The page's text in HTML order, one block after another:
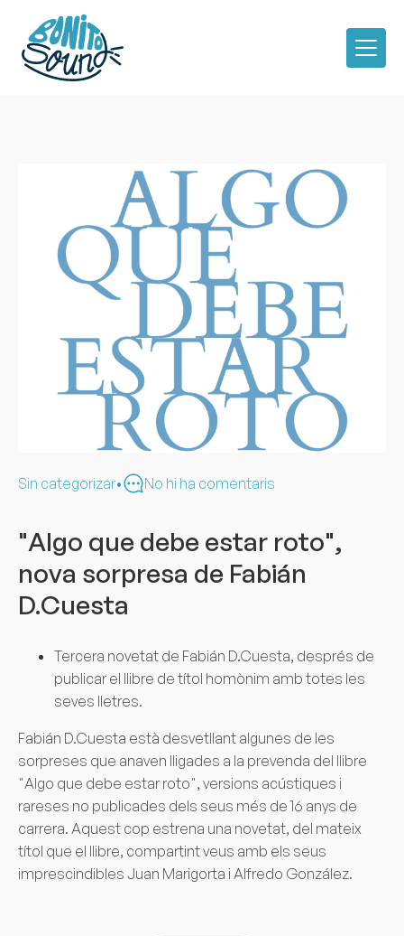
Sin categorizar• No hi ha comentaris
"Algo que debe estar roto",
nova sorpresa de Fabián
D.Cuesta
Tercera novetat de Fabián D.Cuesta, després de
publicar el llibre de títol homònim amb totes les
seves lletres.
Fabián D.Cuesta està desvetllant algunes de les
sorpreses que anaven lligades a la prevenda del llibre
"Algo que debe estar roto", versions acústiques i
rareses no publicades dels seus més de 16 anys de
carrera. Aquest cop estrena una novetat, del mateix
títol que el llibre, compartint veus amb els seus
imprescindibles Juan Marigorta i Alfredo González.